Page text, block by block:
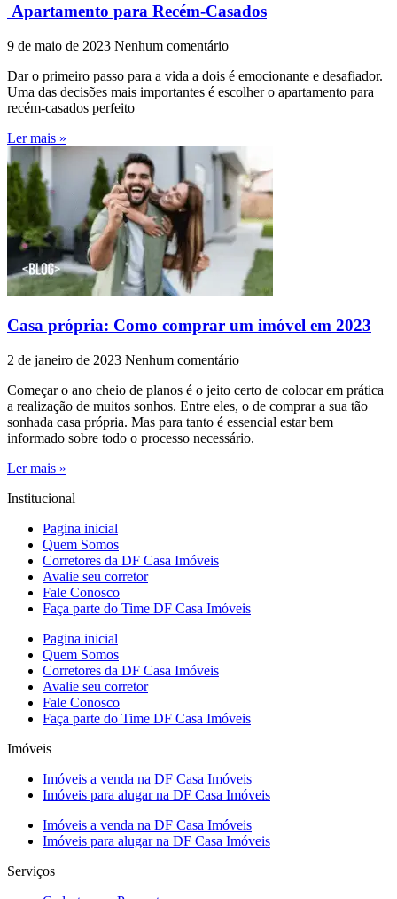
Apartamento para Recém-Casados
9 de maio de 2023 Nenhum comentário
Dar o primeiro passo para a vida a dois é emocionante e desafiador.
Uma das decisões mais importantes é escolher o apartamento para
recém-casados perfeito
Ler mais »
Casa própria: Como comprar um imóvel em 2023
2 de janeiro de 2023 Nenhum comentário
Começar o ano cheio de planos é o jeito certo de colocar em prática
a realização de muitos sonhos. Entre eles, o de comprar a sua tão
sonhada casa própria. Mas para tanto é essencial estar bem
informado sobre todo o processo necessário.
Ler mais »
Institucional
Pagina inicial
Quem Somos
Corretores da DF Casa Imóveis
Avalie seu corretor
Fale Conosco
Faça parte do Time DF Casa Imóveis
Pagina inicial
Quem Somos
Corretores da DF Casa Imóveis
Avalie seu corretor
Fale Conosco
Faça parte do Time DF Casa Imóveis
Imóveis
Imóveis a venda na DF Casa Imóveis
Imóveis para alugar na DF Casa Imóveis
Imóveis a venda na DF Casa Imóveis
Imóveis para alugar na DF Casa Imóveis
Serviços